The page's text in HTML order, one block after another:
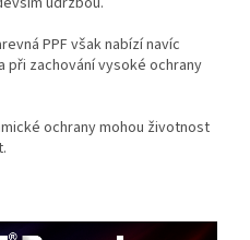
PPF však nabízí navíc
při zachování vysoké ochrany
ochrany mohou životnost